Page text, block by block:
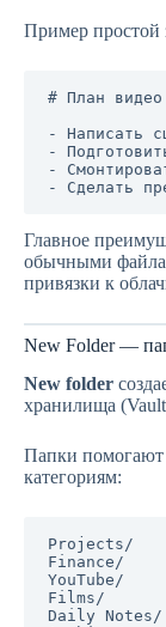
Пример простой
# План видео
- Написать
-
-
Главное
обычными
привязки к
New Folder —
New folder
хранилища
Папки помогают
категориям:
Projects/
Finance/
YouTube/
Films/
Daily Notes/